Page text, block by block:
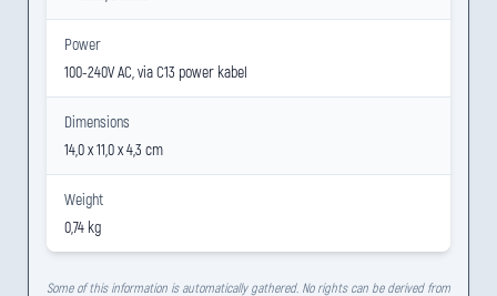
Power
100-240V AC, via C13 power kabel
Dimensions
14,0 x 11,0 x 4,3 cm
Weight
0,74 kg
Some of this information is automatically gathered. No rights can be derived from